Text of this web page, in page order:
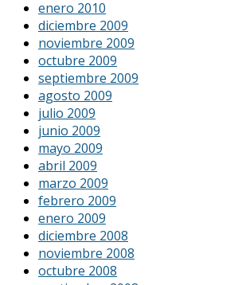
enero 2010
diciembre 2009
noviembre 2009
octubre 2009
septiembre 2009
agosto 2009
julio 2009
junio 2009
mayo 2009
abril 2009
marzo 2009
febrero 2009
enero 2009
diciembre 2008
noviembre 2008
octubre 2008